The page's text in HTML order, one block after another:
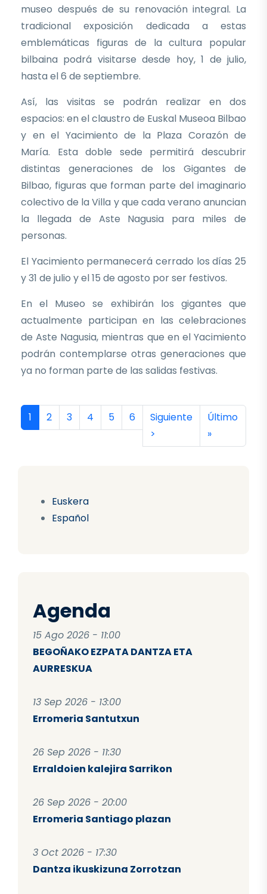
Euskera
Español
Agenda
15 Ago 2026 - 11:00
BEGOÑAKO EZPATA DANTZA ETA
AURRESKUA
13 Sep 2026 - 13:00
Erromeria Santutxun
26 Sep 2026 - 11:30
Erraldoien kalejira Sarrikon
26 Sep 2026 - 20:00
Erromeria Santiago plazan
3 Oct 2026 - 17:30
Dantza ikuskizuna Zorrotzan
museo después de su renovación integral. La
tradicional exposición dedicada a estas
emblemáticas figuras de la cultura popular
bilbaina podrá visitarse desde hoy, 1 de julio,
hasta el 6 de septiembre.
Así, las visitas se podrán realizar en dos
espacios: en el claustro de Euskal Museoa Bilbao
y en el Yacimiento de la Plaza Corazón de
María. Esta doble sede permitirá descubrir
distintas generaciones de los Gigantes de
Bilbao, figuras que forman parte del imaginario
colectivo de la Villa y que cada verano anuncian
la llegada de Aste Nagusia para miles de
personas.
El Yacimiento permanecerá cerrado los días 25
y 31 de julio y el 15 de agosto por ser festivos.
En el Museo se exhibirán los gigantes que
actualmente participan en las celebraciones
de Aste Nagusia, mientras que en el Yacimiento
podrán contemplarse otras generaciones que
ya no forman parte de las salidas festivas.
Paginación
Página actual
1 Página
2 Página
3 Página
4 Página
5 Página
6 Siguiente página
Siguiente
>
Última
Último
»